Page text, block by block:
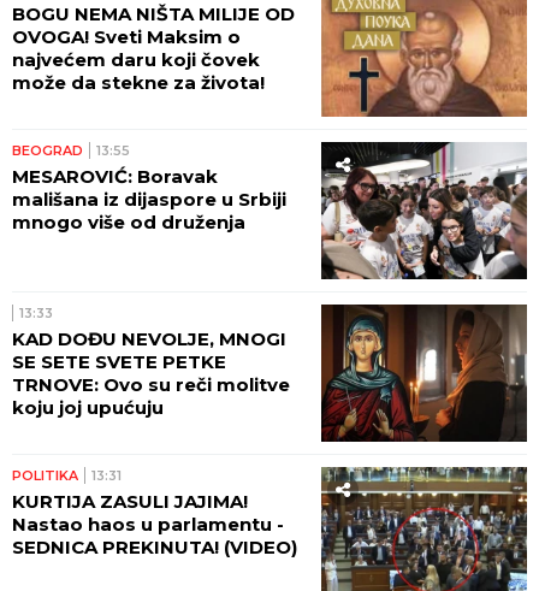
BOGU NEMA NIŠTA MILIJE OD
OVOGA! Sveti Maksim o
najvećem daru koji čovek
može da stekne za života!
BEOGRAD 13:55
MESAROVIĆ: Boravak
mališana iz dijaspore u Srbiji
mnogo više od druženja
13:33
KAD DOĐU NEVOLJE, MNOGI
SE SETE SVETE PETKE
TRNOVE: Ovo su reči molitve
koju joj upućuju
POLITIKA 13:31
KURTIJA ZASULI JAJIMA!
Nastao haos u parlamentu -
SEDNICA PREKINUTA! (VIDEO)